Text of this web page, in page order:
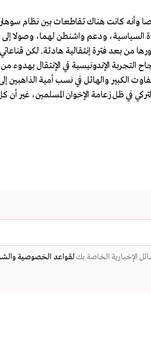
أن الحدث المصري في عام 2011 قريب الشبه بما حدث في أندونيسيا في عام 1989 ، خصوصا وأنه
السياسية، ودعم واشنطن لهما، وصولا
من بعد فترة إنتقالية هادئة. لكن
الإندونيسية في الإنتقال بهدوء من
الكبير والهائل في نسب أمية الذاهبين إلى
الماليزي او التركي في ظل زعامة الإخوان المسلمين،
الإخبارية الخاصة بكلقواعد الخصوصية